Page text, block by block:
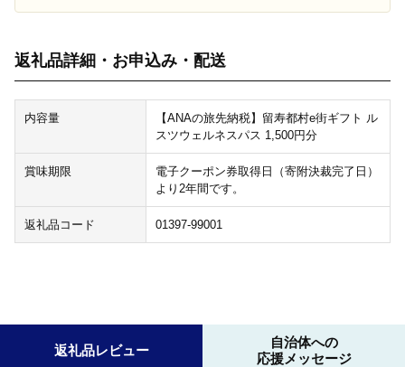
返礼品詳細・お申込み・配送
内容量
【ANAの旅先納税】留寿都村e街ギフト ル
スツウェルネスパス 1,500円分
賞味期限
電子クーポン券取得日（寄附決裁完了日）
より2年間です。
返礼品コード 01397-99001
返礼品レビュー
自治体への
応援メッセージ